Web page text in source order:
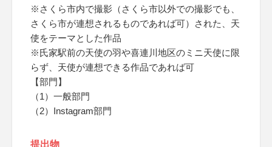
※さくら市内で撮影（さくら市以外での撮影でも、
さくら市が連想されるものであれば可）された、天
使をテーマとした作品
※氏家駅前の天使の羽や喜連川地区のミニ天使に限
らず、天使が連想できる作品であれば可
【部門】
（1）一般部門
（2）Instagram部門
提出物